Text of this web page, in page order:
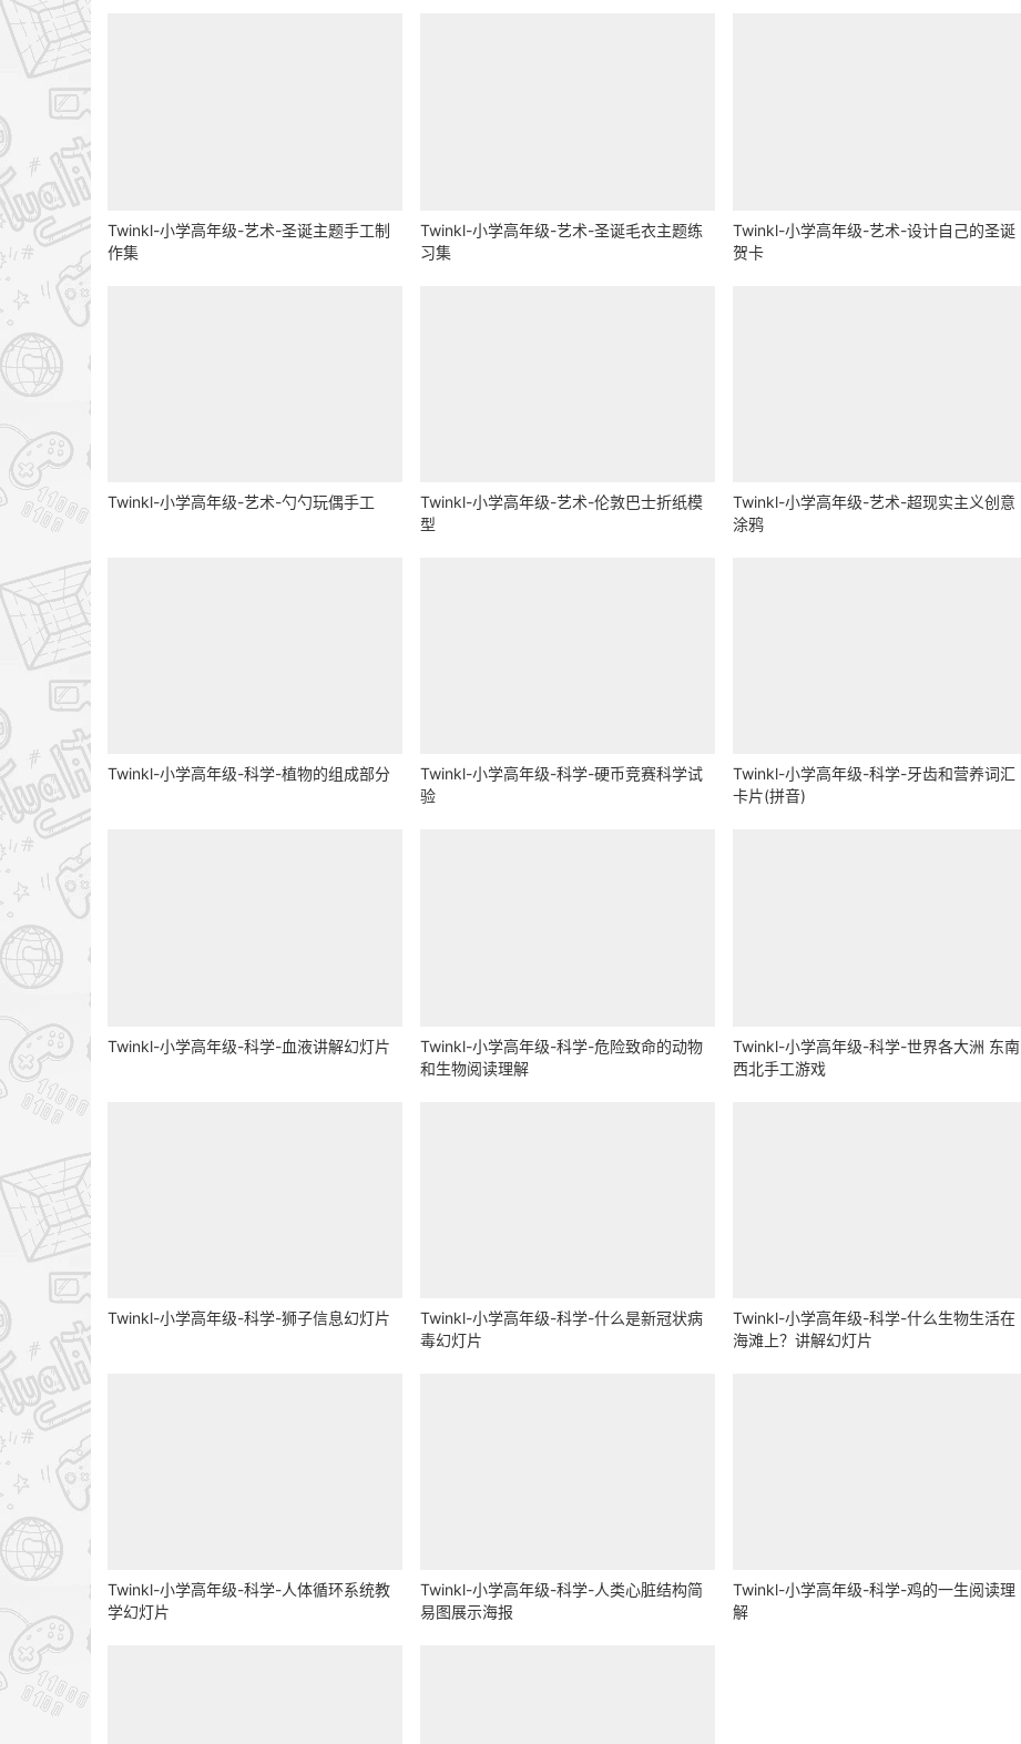
Twinkl-小学高年级-艺术-圣诞主题手工制
作集
Twinkl-小学高年级-艺术-圣诞毛衣主题练
习集
Twinkl-小学高年级-艺术-设计自己的圣诞
贺卡
Twinkl-小学高年级-艺术-勺勺玩偶手工
Twinkl-小学高年级-艺术-伦敦巴士折纸模
型
Twinkl-小学高年级-艺术-超现实主义创意
涂鸦
Twinkl-小学高年级-科学-植物的组成部分
Twinkl-小学高年级-科学-硬币竞赛科学试
验
Twinkl-小学高年级-科学-牙齿和营养词汇
卡片(拼音)
Twinkl-小学高年级-科学-血液讲解幻灯片
Twinkl-小学高年级-科学-危险致命的动物
和生物阅读理解
Twinkl-小学高年级-科学-世界各大洲 东南
西北手工游戏
Twinkl-小学高年级-科学-狮子信息幻灯片
Twinkl-小学高年级-科学-什么是新冠状病
毒幻灯片
Twinkl-小学高年级-科学-什么生物生活在
海滩上？讲解幻灯片
Twinkl-小学高年级-科学-人体循环系统教
学幻灯片
Twinkl-小学高年级-科学-人类心脏结构简
易图展示海报
Twinkl-小学高年级-科学-鸡的一生阅读理
解